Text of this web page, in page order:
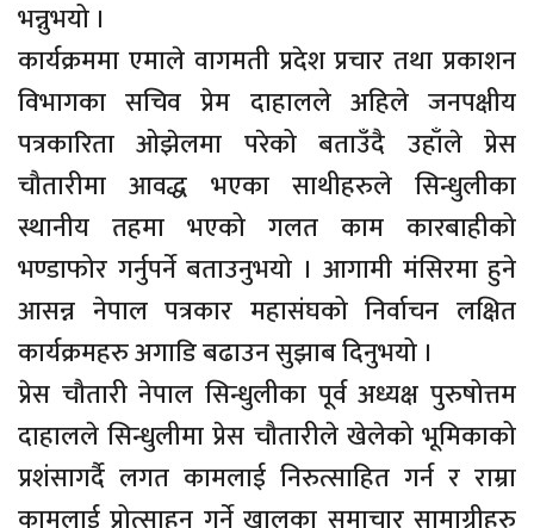
भन्नुभयो ।
कार्यक्रममा एमाले वागमती प्रदेश प्रचार तथा प्रकाशन
विभागका सचिव प्रेम दाहालले अहिले जनपक्षीय
पत्रकारिता ओझेलमा परेको बताउँदै उहाँले प्रेस
चौतारीमा आवद्ध भएका साथीहरुले सिन्धुलीका
स्थानीय तहमा भएको गलत काम कारबाहीको
भण्डाफोर गर्नुपर्ने बताउनुभयो । आगामी मंसिरमा हुने
आसन्न नेपाल पत्रकार महासंघको निर्वाचन लक्षित
कार्यक्रमहरु अगाडि बढाउन सुझाब दिनुभयो ।
प्रेस चौतारी नेपाल सिन्धुलीका पूर्व अध्यक्ष पुरुषोत्तम
दाहालले सिन्धुलीमा प्रेस चौतारीले खेलेको भूमिकाको
प्रशंसागर्दै लगत कामलाई निरुत्साहित गर्न र राम्रा